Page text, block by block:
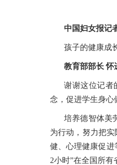
中国妇女报记
孩子的健康成
教育部部长 怀
谢谢这位记者
念，促进学生身心
培养德智体美
为行动，努力把
健、心理健康促进
2小时”在全国所